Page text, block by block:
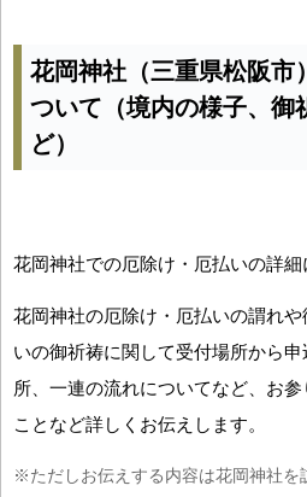
花岡神社（三重県松阪市
ついて（境内の様子、御
ど）
花岡神社での厄除け・厄払いの詳細
花岡神社の厄除け・厄払いの謂れ
いの御祈祷に関して受付場所から
所、一連の流れについてなど、お
ことなど詳しくお伝えします。
※ただしお伝えする内容は花岡神社を